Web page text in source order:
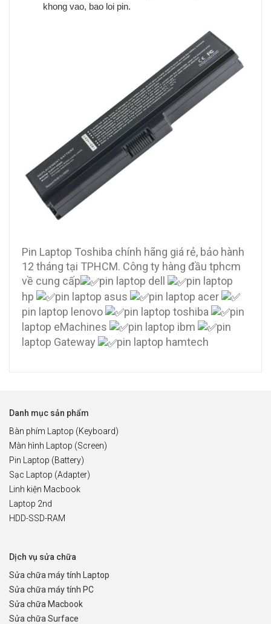
khong vao, bao loi pin.
Pin Laptop Toshiba chính hãng giá rẻ, bảo hành
12 tháng tại TPHCM. Công ty hàng đầu tphcm
về cung cấp
pin laptop dell
pin laptop
hp
pin laptop asus
pin laptop acer
pin laptop lenovo
pin laptop toshiba
pin
laptop eMachines
pin laptop ibm
pin
laptop Gateway
pin laptop hamtech
Danh mục sản phẩm
Bàn phím Laptop (Keyboard)
Màn hình Laptop (Screen)
Pin Laptop (Battery)
Sạc Laptop (Adapter)
Linh kiện Macbook
Laptop 2nd
HDD-SSD-RAM
Dịch vụ sửa chữa
Sửa chữa máy tính Laptop
Sửa chữa máy tính PC
Sửa chữa Macbook
Sửa chữa Surface